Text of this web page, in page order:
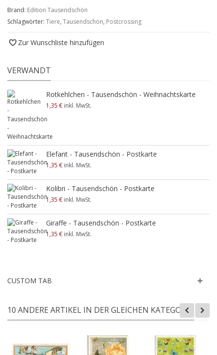
Brand: Edition Tausendschön
Schlagwörter: Tiere, Tausendschön, Postcrossing
Zur Wunschliste hinzufügen
VERWANDT
Rotkehlchen - Tausendschön - Weihnachtskarte
1,35 € inkl. MwSt.
Elefant - Tausendschön - Postkarte
1,35 € inkl. MwSt.
Kolibri - Tausendschön - Postkarte
1,35 € inkl. MwSt.
Giraffe - Tausendschön - Postkarte
1,35 € inkl. MwSt.
CUSTOM TAB
10 ANDERE ARTIKEL IN DER GLEICHEN KATEGORIE: